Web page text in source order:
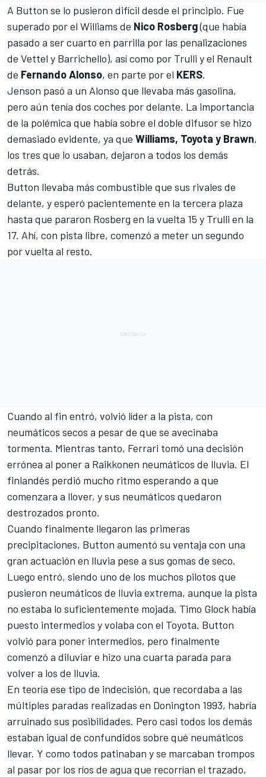
A Button se lo pusieron difícil desde el principio. Fue
superado por el Williams de Nico Rosberg(que había
pasado a ser cuarto en parrilla por las penalizaciones
de Vettel y Barrichello), así como por Trulli y el Renault
de Fernando Alonso, en parte por el KERS.
Jenson pasó a un Alonso que llevaba más gasolina,
pero aún tenía dos coches por delante. La importancia
de la polémica que había sobre el doble difusor se hizo
demasiado evidente, ya que Williams, Toyota y Brawn,
los tres que lo usaban, dejaron a todos los demás
detrás.
Button llevaba más combustible que sus rivales de
delante, y esperó pacientemente en la tercera plaza
hasta que pararon Rosberg en la vuelta 15 y Trulli en la
17. Ahí, con pista libre, comenzó a meter un segundo
por vuelta al resto.
Cuando al fin entró, volvió líder a la pista, con
neumáticos secos a pesar de que se avecinaba
tormenta. Mientras tanto, Ferrari tomó una decisión
errónea al poner a Raikkonen neumáticos de lluvia. El
finlandés perdió mucho ritmo esperando a que
comenzara a llover, y sus neumáticos quedaron
destrozados pronto.
Cuando finalmente llegaron las primeras
precipitaciones, Button aumentó su ventaja con una
gran actuación en lluvia pese a sus gomas de seco.
Luego entró, siendo uno de los muchos pilotos que
pusieron neumáticos de lluvia extrema, aunque la pista
no estaba lo suficientemente mojada. Timo Glock había
puesto intermedios y volaba con el Toyota. Button
volvió para poner intermedios, pero finalmente
comenzó a diluviar e hizo una cuarta parada para
volver a los de lluvia.
En teoría ese tipo de indecisión, que recordaba a las
múltiples paradas realizadas en Donington 1993, habría
arruinado sus posibilidades. Pero casi todos los demás
estaban igual de confundidos sobre qué neumáticos
llevar. Y como todos patinaban y se marcaban trompos
al pasar por los ríos de agua que recorrían el trazado,